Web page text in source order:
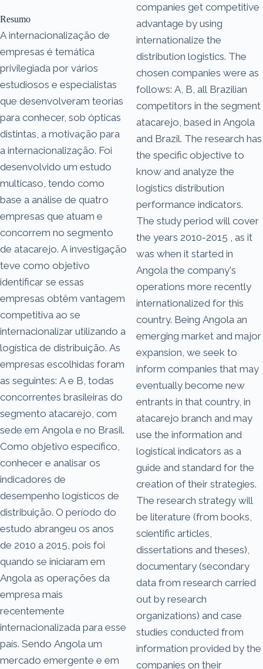
Resumo
A internacionalização de
empresas é temática
privilegiada por vários
estudiosos e especialistas
que desenvolveram teorias
para conhecer, sob ópticas
distintas, a motivação para
a internacionalização. Foi
desenvolvido um estudo
multicaso, tendo como
base a análise de quatro
empresas que atuam e
concorrem no segmento
de atacarejo. A investigação
teve como objetivo
identificar se essas
empresas obtêm vantagem
competitiva ao se
internacionalizar utilizando a
logística de distribuição. As
empresas escolhidas foram
as seguintes: A e B, todas
concorrentes brasileiras do
segmento atacarejo, com
sede em Angola e no Brasil.
Como objetivo específico,
conhecer e analisar os
indicadores de
desempenho logísticos de
distribuição. O período do
estudo abrangeu os anos
de 2010 a 2015, pois foi
quando se iniciaram em
Angola as operações da
empresa mais
recentemente
internacionalizada para esse
país. Sendo Angola um
mercado emergente e em
companies get competitive
advantage by using
internationalize the
distribution logistics. The
chosen companies were as
follows: A, B, all Brazilian
competitors in the segment
atacarejo, based in Angola
and Brazil. The research has
the specific objective to
know and analyze the
logistics distribution
performance indicators.
The study period will cover
the years 2010-2015 , as it
was when it started in
Angola the company's
operations more recently
internationalized for this
country. Being Angola an
emerging market and major
expansion, we seek to
inform companies that may
eventually become new
entrants in that country, in
atacarejo branch and may
use the information and
logistical indicators as a
guide and standard for the
creation of their strategies.
The research strategy will
be literature (from books,
scientific articles,
dissertations and theses),
documentary (secondary
data from research carried
out by research
organizations) and case
studies conducted from
information provided by the
companies on their